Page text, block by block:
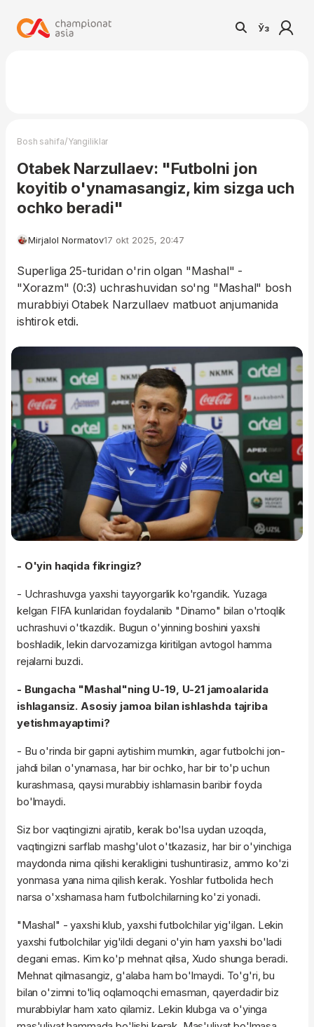
Ўз
Bosh sahifa/Yangiliklar
Otabek Narzullaev: "Futbolni jon
koyitib o'ynamasangiz, kim sizga uch
ochko beradi"
Mirjalol Normatov17 okt 2025, 20:47
Superliga 25-turidan o'rin olgan "Mashal" -
"Xorazm" (0:3) uchrashuvidan so'ng "Mashal" bosh
murabbiyi Otabek Narzullaev matbuot anjumanida
ishtirok etdi.
- O'yin haqida fikringiz?
- Uchrashuvga yaxshi tayyorgarlik ko'rgandik. Yuzaga
kelgan FIFA kunlaridan foydalanib "Dinamo" bilan o'rtoqlik
uchrashuvi o'tkazdik. Bugun o'yinning boshini yaxshi
boshladik, lekin darvozamizga kiritilgan avtogol hamma
rejalarni buzdi.
- Bungacha "Mashal"ning U-19, U-21 jamoalarida
ishlagansiz. Asosiy jamoa bilan ishlashda tajriba
yetishmayaptimi?
- Bu o'rinda bir gapni aytishim mumkin, agar futbolchi jon-
jahdi bilan o'ynamasa, har bir ochko, har bir to'p uchun
kurashmasa, qaysi murabbiy ishlamasin baribir foyda
bo'lmaydi.
Siz bor vaqtingizni ajratib, kerak bo'lsa uydan uzoqda,
vaqtingizni sarflab mashg'ulot o'tkazasiz, har bir o'yinchiga
maydonda nima qilishi kerakligini tushuntirasiz, ammo ko'zi
yonmasa yana nima qilish kerak. Yoshlar futbolida hech
narsa o'xshamasa ham futbolchilarning ko'zi yonadi.
"Mashal" - yaxshi klub, yaxshi futbolchilar yig'ilgan. Lekin
yaxshi futbolchilar yig'ildi degani o'yin ham yaxshi bo'ladi
degani emas. Kim ko'p mehnat qilsa, Xudo shunga beradi.
Mehnat qilmasangiz, g'alaba ham bo'lmaydi. To'g'ri, bu
bilan o'zimni to'liq oqlamoqchi emasman, qayerdadir biz
murabbiylar ham xato qilamiz. Lekin klubga va o'yinga